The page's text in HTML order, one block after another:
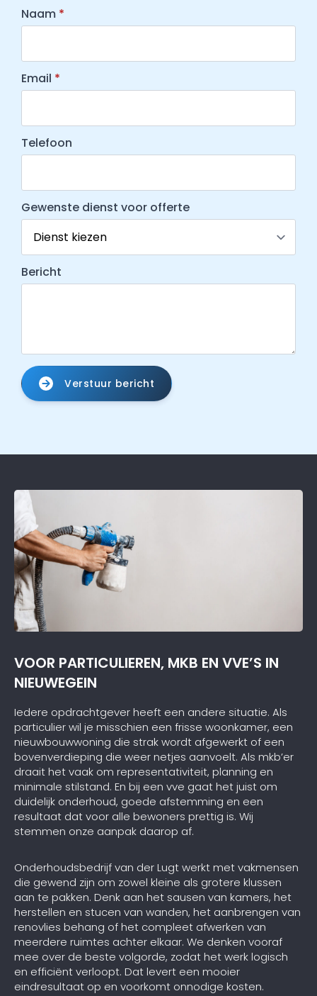
Naam *
Email *
Telefoon
Gewenste dienst voor offerte
Bericht
Verstuur bericht
VOOR PARTICULIEREN, MKB EN VVE’S IN
NIEUWEGEIN
Iedere opdrachtgever heeft een andere situatie. Als
particulier wil je misschien een frisse woonkamer, een
nieuwbouwwoning die strak wordt afgewerkt of een
bovenverdieping die weer netjes aanvoelt. Als mkb’er
draait het vaak om representativiteit, planning en
minimale stilstand. En bij een vve gaat het juist om
duidelijk onderhoud, goede afstemming en een
resultaat dat voor alle bewoners prettig is. Wij
stemmen onze aanpak daarop af.
Onderhoudsbedrijf van der Lugt werkt met vakmensen
die gewend zijn om zowel kleine als grotere klussen
aan te pakken. Denk aan het sausen van kamers, het
herstellen en stucen van wanden, het aanbrengen van
renovlies behang of het compleet afwerken van
meerdere ruimtes achter elkaar. We denken vooraf
mee over de beste volgorde, zodat het werk logisch
en efficiënt verloopt. Dat levert een mooier
eindresultaat op en voorkomt onnodige kosten.